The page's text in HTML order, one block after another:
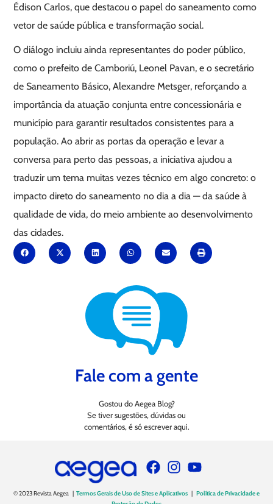
Édison Carlos, que destacou o papel do saneamento como
vetor de saúde pública e transformação social.
O diálogo incluiu ainda representantes do poder público,
como o prefeito de Camboriú, Leonel Pavan, e o secretário
de Saneamento Básico, Alexandre Metsger, reforçando a
importância da atuação conjunta entre concessionária e
município para garantir resultados consistentes para a
população. Ao abrir as portas da operação e levar a
conversa para perto das pessoas, a iniciativa ajudou a
traduzir um tema muitas vezes técnico em algo concreto: o
impacto direto do saneamento no dia a dia — da saúde à
qualidade de vida, do meio ambiente ao desenvolvimento
das cidades.
Fale com a gente
Gostou do Aegea Blog?
Se tiver sugestões, dúvidas ou
comentários, é só escrever aqui.
© 2023 Revista Aegea | Termos Gerais de Uso de Sites e Aplicativos | Política de Privacidade e